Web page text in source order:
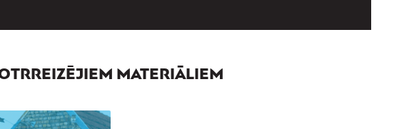
MATERIĀLIEM